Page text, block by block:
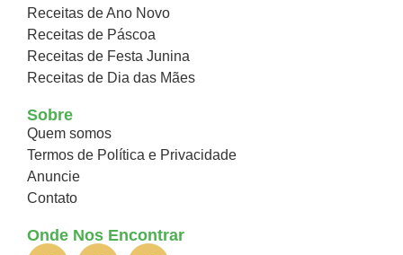
Receitas de Ano Novo
Receitas de Páscoa
Receitas de Festa Junina
Receitas de Dia das Mães
Sobre
Quem somos
Termos de Política e Privacidade
Anuncie
Contato
Onde Nos Encontrar